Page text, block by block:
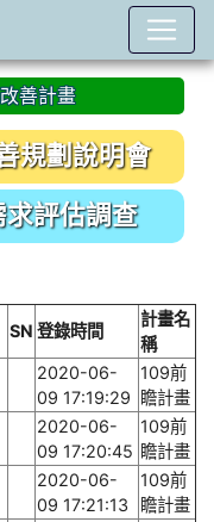
善計畫
規劃說明會
求評估調查
SN 登錄時間
計畫名
稱
2020-06-
09 17:19:29
109前
瞻計畫
2020-06-
09 17:20:45
109前
瞻計畫
2020-06-
09 17:21:13
109前
瞻計畫